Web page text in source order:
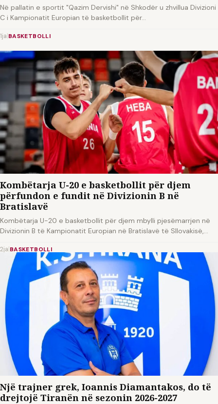
Në pallatin e sportit "Qazim Dervishi" në Shkodër u zhvillua Divizioni
C i Kampionatit Europian të basketbollit për…
1ja BASKETBOLLI
Kombëtarja U-20 e basketbollit për djem
përfundon e fundit në Divizionin B në
Bratislavë
Kombëtarja U-20 e basketbollit për djem mbylli pjesëmarrjen në
Divizionin B të Kampionatit Europian në Bratislavë të Sllovakisë,…
2ja BASKETBOLLI
Një trajner grek, Ioannis Diamantakos, do të
drejtojë Tiranën në sezonin 2026-2027